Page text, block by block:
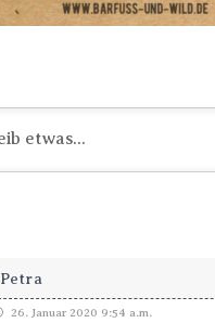
Petra
26. Januar 2020 9:54 a.m.